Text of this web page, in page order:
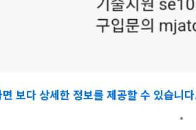
보다 상세한 정보를 제공할 수 있습니